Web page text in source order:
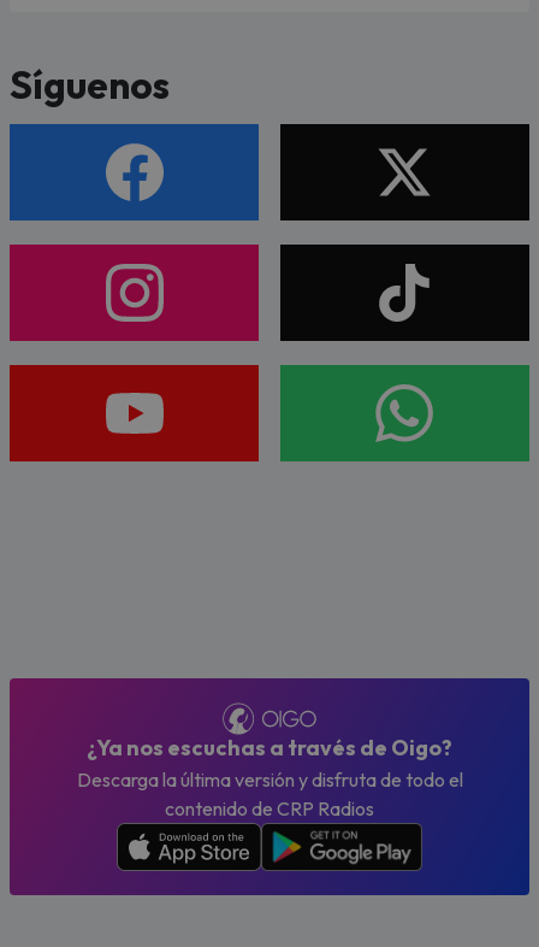
Síguenos
¿Ya nos escuchas a través de Oigo?
Descarga la última versión y disfruta de todo el
contenido de CRP Radios